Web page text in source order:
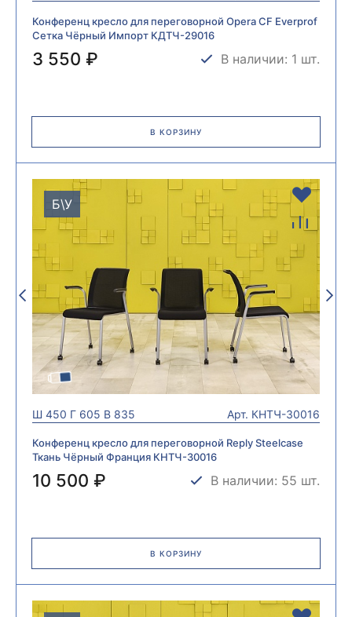
Конференц кресло для переговорной Opera CF Everprof
Сетка Чёрный Импорт КДТЧ-29016
3 550 ₽ В наличии: 1 шт.
В КОРЗИНУ
Б\У
Ш 450 Г 605 В 835 Арт. КНТЧ-30016
Конференц кресло для переговорной Reply Steelcase
Ткань Чёрный Франция КНТЧ-30016
10 500 ₽ В наличии: 55 шт.
В КОРЗИНУ